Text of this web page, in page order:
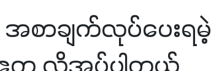
ာချက်လုပ်ပေးရမဲ့